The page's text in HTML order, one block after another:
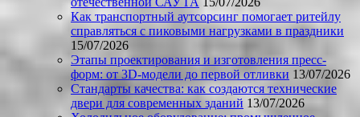
Как транспортный аутсорсинг помогает ритейлу
справляться с пиковыми нагрузками в праздники
15/07/2026
Этапы проектирования и изготовления пресс-
форм: от 3D-модели до первой отливки 13/07/2026
Стандарты качества: как создаются технические
двери для современных зданий 13/07/2026